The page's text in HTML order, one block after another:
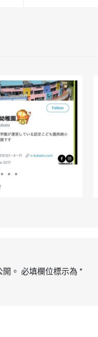
。。
。 必填欄位標示為 *